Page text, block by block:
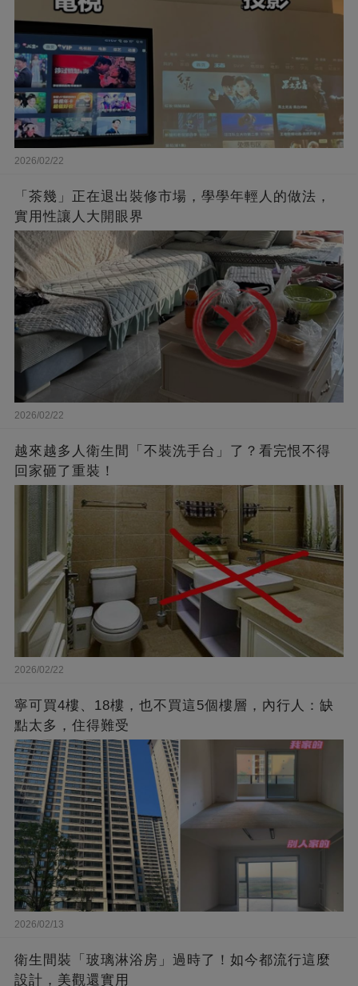
2026/02/22
「茶幾」正在退出裝修市場，學學年輕人的做法，
實用性讓人大開眼界
2026/02/22
越來越多人衛生間「不裝洗手台」了？看完恨不得
回家砸了重裝！
2026/02/22
寧可買4樓、18樓，也不買這5個樓層，內行人：缺
點太多，住得難受
2026/02/13
衛生間裝「玻璃淋浴房」過時了！如今都流行這麼
設計，美觀還實用